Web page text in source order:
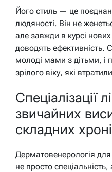
Його стиль — це
людяності. Він не
але завжди в курсі
доводять ефективність.
молоді мами з дітьми, і
зрілого віку, які
Спеціалізації
звичайних
складних
Дерматовенерологія
не просто